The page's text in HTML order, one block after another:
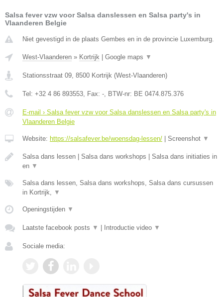
Salsa fever vzw voor Salsa danslessen en Salsa party's in
Vlaanderen Belgie
Niet gevestigd in de plaats Gembes en in de provincie Luxemburg.
West-Vlaanderen » Kortrijk Google maps ▼
Stationsstraat 09, 8500 Kortrijk (West-Vlaanderen)
Tel: +32 4 86 893553, Fax: -, BTW-nr: BE 0474.875.376
E-mail › Salsa fever vzw voor Salsa danslessen en Salsa party's in
Vlaanderen Belgie
Website: https://salsafever.be/woensdag-lessen/ Screenshot ▼
Salsa dans lessen | Salsa dans workshops | Salsa dans initiaties in
en ▼
Salsa dans lessen, Salsa dans workshops, Salsa dans cursussen
in Kortrijk, ▼
Openingstijden ▼
Laatste facebook posts ▼ Introductie video ▼
Sociale media: